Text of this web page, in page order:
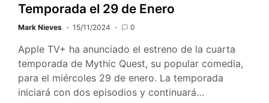
Temporada el 29 de Enero
Mark Nieves 15/11/2024 0
Apple TV+ ha anunciado el estreno de la cuarta
temporada de Mythic Quest, su popular comedia,
para el miércoles 29 de enero. La temporada
iniciará con dos episodios y continuará…